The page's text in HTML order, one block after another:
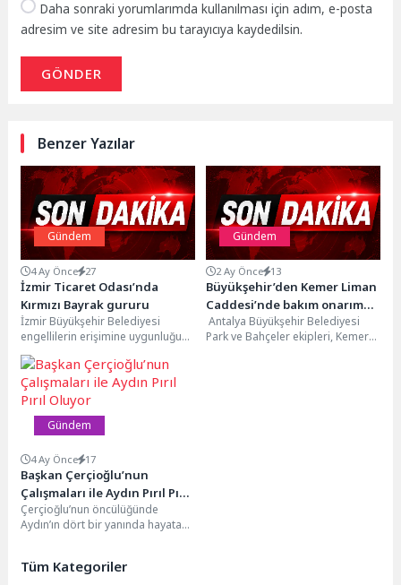
Daha sonraki yorumlarımda kullanılması için adım, e-posta
adresim ve site adresim bu tarayıcıya kaydedilsin.
GÖNDER
Benzer Yazılar
Gündem
4 Ay Önce 27
İzmir Ticaret Odası’nda
Kırmızı Bayrak gururu
İzmir Büyükşehir Belediyesi
engellilerin erişimine uygunluğu
sebebiyle İzmir Ticaret Odası’na
(İZTO) Kırmızı Bayrak verdi.
İZTO,...
Gündem
2 Ay Önce 13
Büyükşehir’den Kemer Liman
Caddesi’nde bakım onarım
çalışması
Antalya Büyükşehir Belediyesi
Park ve Bahçeler ekipleri, Kemer
Gündem
4 Ay Önce 17
Başkan Çerçioğlu’nun
Çalışmaları ile Aydın Pırıl Pırıl
Oluyor
Çerçioğlu’nun öncülüğünde
Aydın’ın dört bir yanında hayata
Belediyesi, kente değer...
Tüm Kategoriler